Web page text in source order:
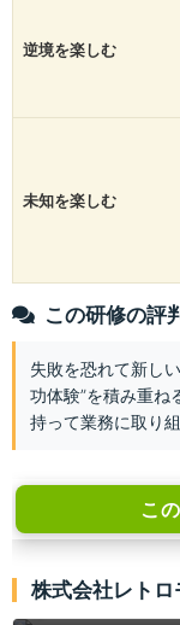
逆境を楽しむ
未知を楽しむ
この研修の評
失敗を恐れて新し
功体験”を積み重ね
持って業務に取り
こ
株式会社レトロ
若手社員向け
修